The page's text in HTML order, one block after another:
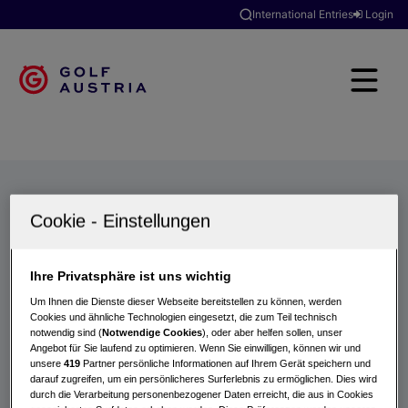
International Entries Login
Turniere
Ihre Privatsphäre ist uns wichtig
Um Ihnen die Dienste dieser Webseite bereitstellen zu können, werden
Cookies und ähnliche Technologien eingesetzt, die zum Teil technisch
notwendig sind (Notwendige Cookies), oder aber helfen sollen, unser
Angebot für Sie laufend zu optimieren. Wenn Sie einwilligen, können wir und
unsere419 Partner persönliche Informationen auf Ihrem Gerät speichern und
darauf zugreifen, um ein persönlicheres Surferlebnis zu ermöglichen. Dies wird
durch die Verarbeitung personenbezogener Daten erreicht, die aus in Cookies